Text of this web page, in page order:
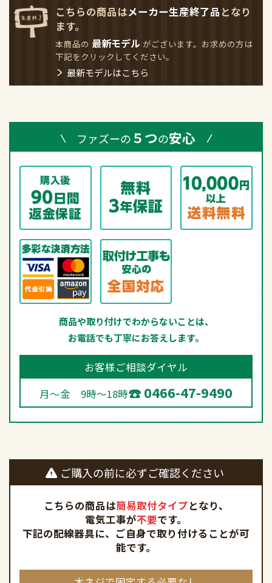
こちらの商品はメーカー生産終了品 となり
ます。
本商品の 最新モデル がございます。お求めの方は
下記をクリックしてください。
最新モデルはこちら
ファズーの５つの安心
商品や取り付けでわからないことは、
お電話でも丁寧にお答えします。
お客様ご相談ダイヤル
月～金 9時～18時
0466-47-9490
ご購入の前に必ずご確認ください
こちらの商品は簡易取付タイプとなり、
電気工事が不要です。
下記の配線器具に、ご自身で取り付けることが可
能です。